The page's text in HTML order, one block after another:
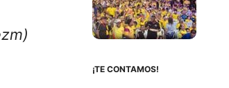
¡TE CONTAMOS!